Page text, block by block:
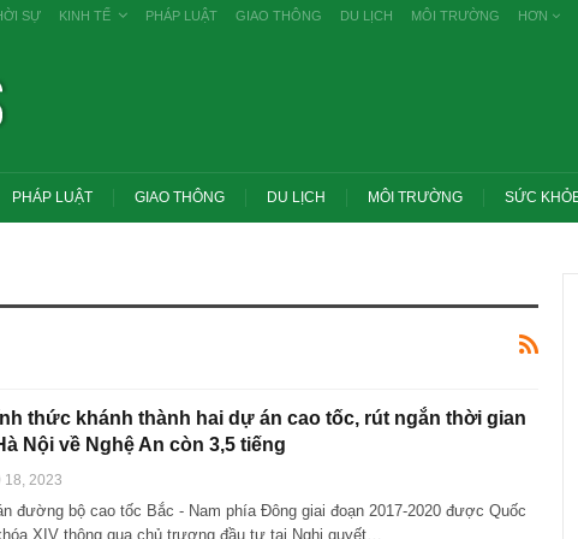
SỰ KINH TẾ PHÁP LUẬT GIAO THÔNG DU LỊCH MÔI TRƯỜNG HƠN
PHÁP LUẬT GIAO THÔNG DU LỊCH MÔI TRƯỜNG SỨC
thức khánh thành hai dự án cao tốc, rút ngắn thời gian
Nội về Nghệ An còn 3,5 tiếng
18, 2023
đường bộ cao tốc Bắc - Nam phía Đông giai đoạn 2017-2020 được Quốc
XIV thông qua chủ trương đầu tư tại Nghị quyết…
nước yêu cầu thay
sang nghề nghiệp
Thủ tướng: Xử lý nghiêm các vụ tiêu cực
thi THPT, công bố công khai